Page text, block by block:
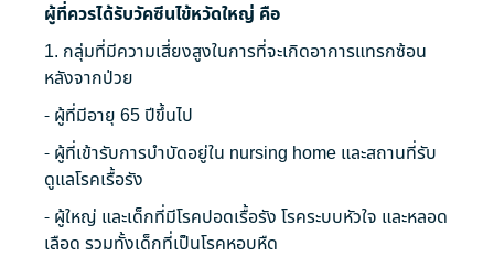
ผู้ที่ควรได้รับวัคซีนไข้หวัดใหญ่ คือ
1. กลุ่มที่มีความเสี่ยงสูงในการที่จะเกิดอาการแทรกซ้อน
หลังจากป่วย
- ผู้ที่มีอายุ 65 ปีขึ้นไป
- ผู้ที่เข้ารับการบำบัดอยู่ใน nursing home และสถานที่รับ
ดูแลโรคเรื้อรัง
- ผู้ใหญ่ และเด็กที่มีโรคปอดเรื้อรัง โรคระบบหัวใจ และหลอด
เลือด รวมทั้งเด็กที่เป็นโรคหอบหืด